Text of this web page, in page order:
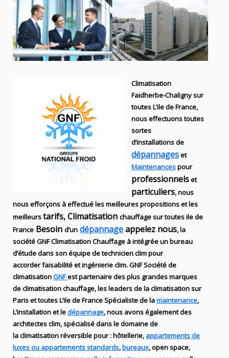
Climatisation
Faidherbe-Chaligny sur
toutes L’ile de France,
nous effectuons toutes
sortes
d’installationsde
dépannageset
Maintenancespour
professionnelset
particuliers, nous
nous efforçons à effectué les meilleures propositions et les
meilleurstarifs, Climatisationchauffage sur toutes ile de
France Besoind’un dépannageappelez nous, la
sociétéGNFClimatisation Chauffage à intégrée un bureau
d’étude dans son équipe de technicienclimpour
accorder faisabilité et ingénierieclim.GNFSociété de
climatisationGNFest partenaire des plus grandes marques
declimatisation chauffage, les leadersde laclimatisation sur
Paris et toutes L’ile de France Spécialiste delamaintenance,
L’installationet ledépannage, nous avons également des
architectes clim,spécialisé dans le domaine de
laclimatisation réversiblepour : hôtellerie, appartements de
luxes ou appartements standards,bureaux, open space,